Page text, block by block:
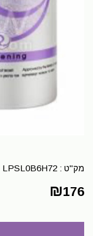
מק"ט : LPSL0B6H72
₪176